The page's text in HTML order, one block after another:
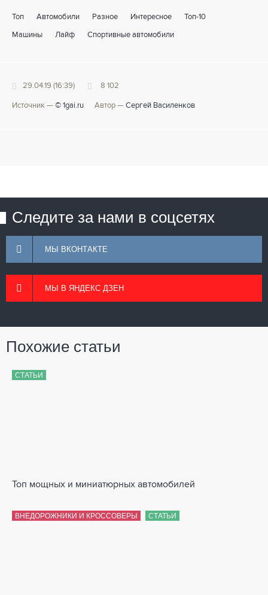
Топ Автомобили Разное Интересное Топ-10
Машины Лайф Спортивные автомобили
29.04.19 (16:39) 8 102
Источник — © 1gai.ru Автор — Сергей Василенков
Следите за нами в соцсетях
МЫ ВКОНТАКТЕ
МЫ В ЯНДЕКС ДЗЕН
Похожие статьи
СТАТЬИ
Топ мощных и миниатюрных автомобилей
ВНЕДОРОЖНИКИ И КРОССОВЕРЫ СТАТЬИ